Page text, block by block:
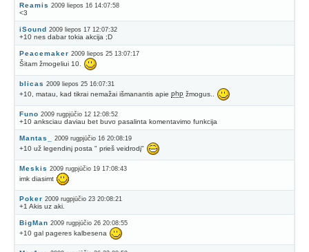
Reamis 2009 liepos 16 14:07:58
<3
iSound 2009 liepos 17 12:07:32
+10 nes dabar tokia akcija ;D
Peacemaker 2009 liepos 25 13:07:17
Šitam žmogeliui 10.
blicas 2009 liepos 25 16:07:31
+10, matau, kad tikrai nemažai išmanantis apie php žmogus..
Funo 2009 rugpjūčio 12 12:08:52
+10 anksciau daviau bet buvo pasalinta komentavimo funkcija
Mantas_ 2009 rugpjūčio 16 20:08:19
+10 už legendinį posta " prieš veidrodį"
Meskis 2009 rugpjūčio 19 17:08:43
imk diasimt
Poker 2009 rugpjūčio 23 20:08:21
+1 Akis uz aki.
BigMan 2009 rugpjūčio 26 20:08:55
+10 gal pageres kalbesena